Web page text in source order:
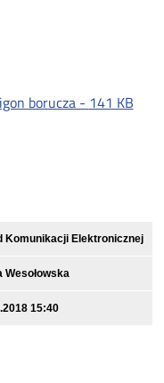
borucza - 141 KB
Komunikacji Elektronicznej
Wesołowska
15:40